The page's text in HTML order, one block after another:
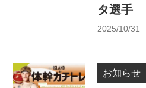
タ選手
2025/10/31
お知らせ